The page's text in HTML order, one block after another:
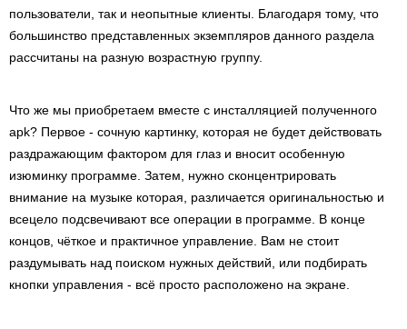
пользователи, так и неопытные клиенты. Благодаря тому, что
большинство представленных экземпляров данного раздела
рассчитаны на разную возрастную группу.
Что же мы приобретаем вместе с инсталляцией полученного
apk? Первое - сочную картинку, которая не будет действовать
раздражающим фактором для глаз и вносит особенную
изюминку программе. Затем, нужно сконцентрировать
внимание на музыке которая, различается оригинальностью и
всецело подсвечивают все операции в программе. В конце
концов, чёткое и практичное управление. Вам не стоит
раздумывать над поиском нужных действий, или подбирать
кнопки управления - всё просто расположено на экране.